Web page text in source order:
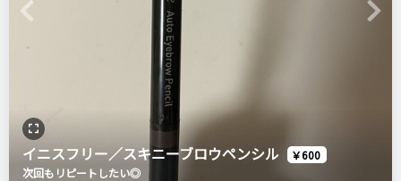
おすすめする人・おすすめしない人
安くて書きやすさを求める方へ
比較したもの・こちらを選んだ理由
普通のアイブロウ
す。
リピ―ト購入したいと思っています。100円で買えるとは、か
ダイソー DAISO
GENE TOKYO ツートンカラー アイブロウペンシル
Previous Next
イニスフリー／スキニーブロウペンシル
￥600
次回もリピートしたい◎